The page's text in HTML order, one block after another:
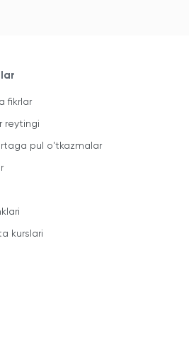
fikrlar
reytingi
pul o'tkazmalar
kurslari